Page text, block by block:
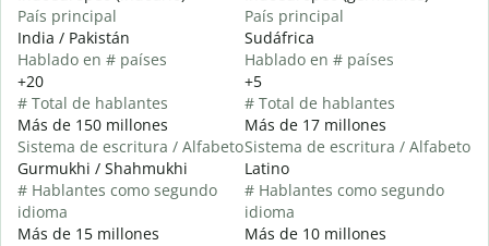
País principal
India / Pakistán
Hablado en # países
+20
# Total de hablantes
Más de 150 millones
Sistema de escritura / Alfabeto
Gurmukhi / Shahmukhi
# Hablantes como segundo
idioma
Más de 15 millones
País principal
Sudáfrica
Hablado en # países
+5
# Total de hablantes
Más de 17 millones
Sistema de escritura / Alfabeto
Latino
# Hablantes como segundo
idioma
Más de 10 millones